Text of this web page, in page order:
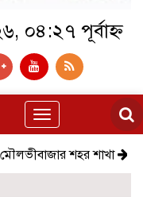
০৪:২৭ পূর্বাহ্ন
Toggle
navigation
শহর শাখা কেমন আছে